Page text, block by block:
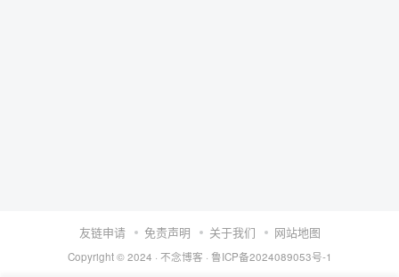
友链申请 免责声明 关于我们 网站地图
Copyright © 2024 · 不念博客 · 鲁ICP备2024089053号-1